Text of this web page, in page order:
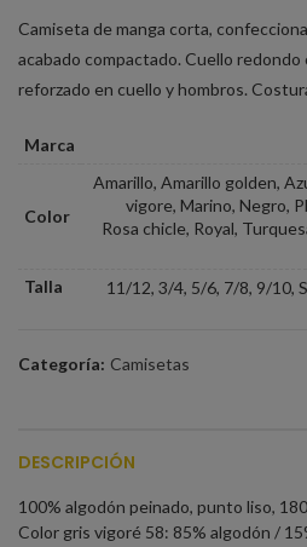
Camiseta de manga corta,
acabado compactado. Cuello
reforzado en cuello y hombros.
Marca
Color
Amarillo, Amarillo golden,
vigore, Marino, Negro,
Rosa chicle, Royal,
Talla
11/12, 3/4, 5/6, 7/8, 9/10,
Categoría: Camisetas
DESCRIPCIÓN
100% algodón peinado, punto liso, 180
Color gris vigoré 58: 85% algodón /